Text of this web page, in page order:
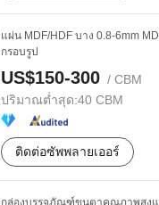
แผ่น MDF/HDF บาง 0.8-6mm
กรอบรูป
US$150-300 / CBM
ปริมาณต่ำสุด:40 CBM
ติดต่อซัพพลายเออร์
กล่องบรรจุภัณฑ์ขนตาคุณภาพสูง